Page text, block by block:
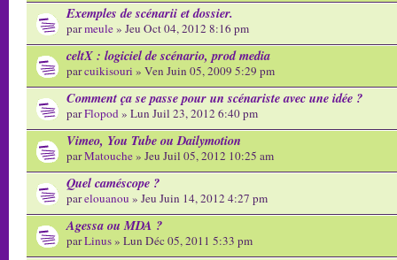
Exemples de scénarii et dossier.
parmeule» Jeu Oct 04, 2012 8:16 pm
celtX : logiciel de scénario, prod media
parcuikisouri » Ven Juin 05, 2009 5:29 pm
Comment ça se passe pour un scénariste avec une idée ?
parFlopod» Lun Juil 23, 2012 6:40 pm
Vimeo, You Tube ou Dailymotion
parMatouche» Jeu Juil 05, 2012 10:25 am
Quel caméscope ?
parelouanou » Jeu Juin 14, 2012 4:27 pm
Agessa ou MDA ?
parLinus» Lun Déc 05, 2011 5:33 pm